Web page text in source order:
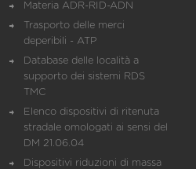
Materia ADR-RID-ADN
Trasporto delle merci
deperibili - ATP
Database delle località a
supporto dei sistemi RDS
TMC
Elenco dispositivi di ritenuta
stradale omologati ai sensi del
DM 21.06.04
Dispositivi riduzioni di massa